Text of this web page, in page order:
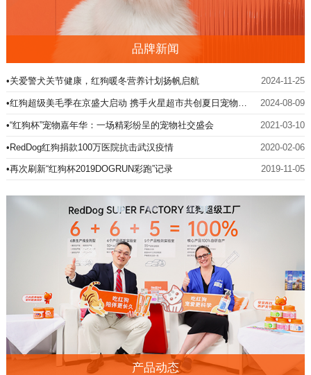
品牌新闻
•关爱警犬关节健康，红狗暖冬营养计划扬帆启航 2024-11-25
•红狗超级美毛季在京盛大启动 携手火星超市共创夏日宠物盛
2024-08-09
•“红狗杯”宠物嘉年华：一场精彩纷呈的宠物社交盛会 2021-03-10
•RedDog红狗捐款100万医院抗击武汉疫情 2020-02-06
•再次刷新“红狗杯2019DOGRUN彩跑”记录 2019-11-05
产品动态